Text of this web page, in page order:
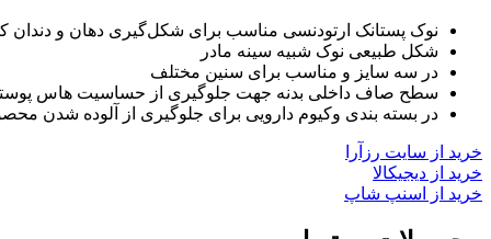
نوک پستانک ارتودنسی مناسب برای شکل‌گیری دهان و دندان
شکل طبیعی نوک شبیه سینه مادر
در سه سایز و مناسب برای سنین مختلف
سطح صاف داخلی بدنه جهت جلوگیری از حساسیت هاس
در بسته بندی وکیوم دارویی برای جلوگیری از آلوده شدن
خرید از سایت رزآرا
خرید از دیجیکالا
خرید از اسنپ شاپ